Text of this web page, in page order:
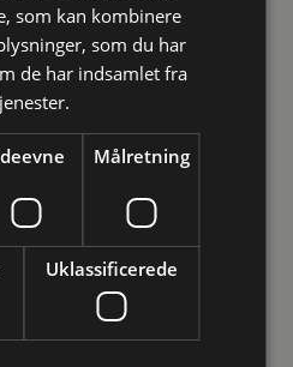
Danmark
Spin
unge til
ungdomsuddannelserne
Danmark flere gange –
ved individuelle
de ønsker det.
som kan kombinere
som du har
de har indsamlet fra
Målretning
Uklassificerede